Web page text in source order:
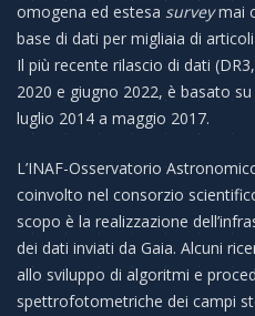
omogena ed estesa surveymai
base di dati per migliaia di
Il più recente rilascio di dati
2020 e giugno 2022, è basato
luglio 2014 a maggio 2017.
L’INAF-Osservatorio
coinvolto nel consorzio
scopo è la realizzazione
dei dati inviati da Gaia. Alcuni
allo sviluppo di algoritmi e
spettrofotometriche dei campi